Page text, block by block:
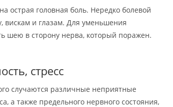
острая головная боль. Нередко болевой
вискам и глазам. Для уменьшения
шею в сторону нерва, который поражен.
стресс
случаются различные неприятные
а также предельного нервного состояния,